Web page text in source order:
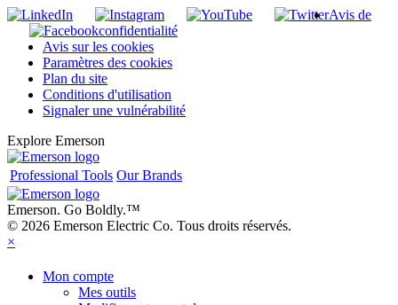
Avis de
confidentialité
Avis sur les cookies
Paramètres des cookies
Plan du site
Conditions d'utilisation
Signaler une vulnérabilité
Explore Emerson
Professional Tools Our Brands
Emerson. Go Boldly.™
© 2026 Emerson Electric Co. Tous droits réservés.
×
Mon compte
Mes outils